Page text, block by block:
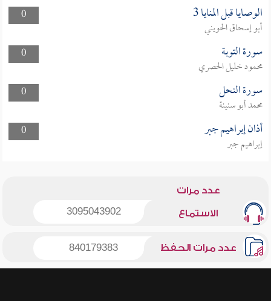
0
الوصايا قبل المنايا 3
أبو إسحاق الحويني
0
سورة التوبة
محمود خليل الحصري
0
سورة النحل
محمد أبو سنينة
0
أذان إبراهيم جبر
إبراهيم جبر
عدد مرات
الاستماع 3095043902
عدد مرات الحفظ 840179383